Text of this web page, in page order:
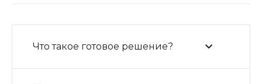
Что такое готовое решение?